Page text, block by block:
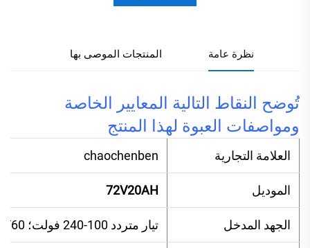
نظرة عامة المنتجات الموصى بها
تُوضح النقاط التالية المعايير الخاصة
ومواصفات العبوة لهذا المنتج
العلامة التجارية chaochenben
الموديل 72V20AH
الجهد المدخل تيار متردد 100-240 فولت؛ 50/60 هرتز